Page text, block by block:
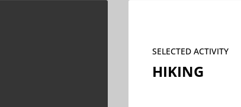
SELECTED ACTIVITY
HIKING